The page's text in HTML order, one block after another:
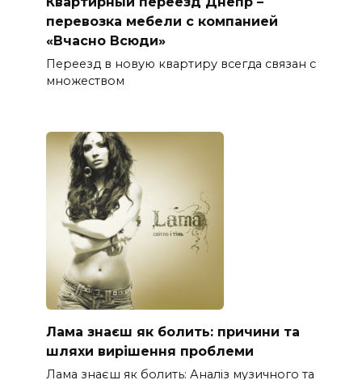
перевозка мебели с компанией
«Вчасно Всюди»
Переезд в новую квартиру всегда связан с
множеством
Лама знаєш як болить: причини та
шляхи вирішення проблеми
Лама знаєш як болить: Аналіз музичного та